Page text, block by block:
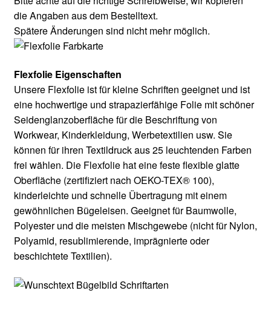
die Angaben aus dem Bestelltext.
Spätere Änderungen sind nicht mehr möglich.
Flexfolie Eigenschaften
Unsere Flexfolie ist für kleine Schriften geeignet und ist
eine hochwertige und strapazierfähige Folie mit schöner
Seidenglanzoberfläche für die Beschriftung von
Workwear, Kinderkleidung, Werbetextilien usw. Sie
können für ihren Textildruck aus 25 leuchtenden Farben
frei wählen. Die Flexfolie hat eine feste flexible glatte
Oberfläche (zertifiziert nach OEKO-TEX® 100),
kinderleichte und schnelle Übertragung mit einem
gewöhnlichen Bügeleisen. Geeignet für Baumwolle,
Polyester und die meisten Mischgewebe (nicht für Nylon,
Polyamid, resublimierende, imprägnierte oder
beschichtete Textilien).